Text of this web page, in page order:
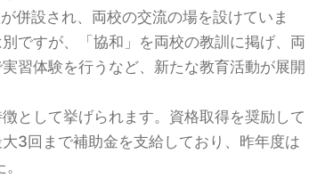
併設され、両校の交流の場を設けていま
ですが、「協和」を両校の教訓に掲げ、両
習体験を行うなど、新たな教育活動が展開
として挙げられます。資格取得を奨励して
3回まで補助金を支給しており、昨年度は